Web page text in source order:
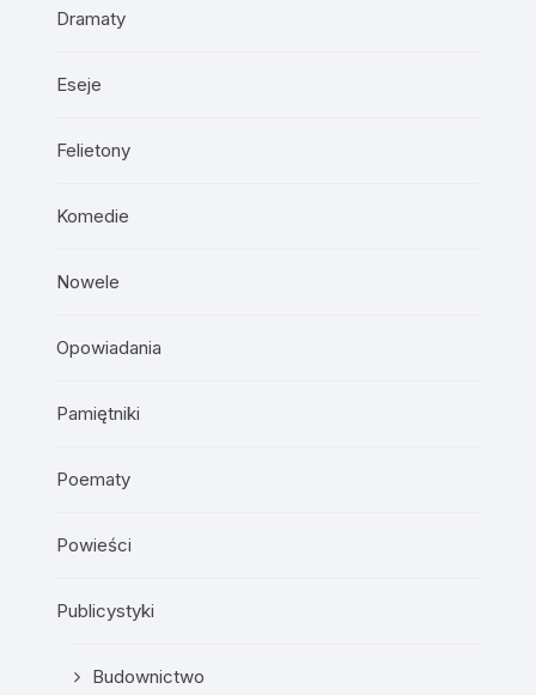
Dramaty
Eseje
Felietony
Komedie
Nowele
Opowiadania
Pamiętniki
Poematy
Powieści
Publicystyki
Budownictwo